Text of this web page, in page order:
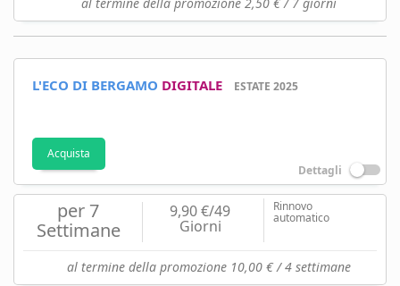
L'ECO DI BERGAMO DIGITALE ESTATE 2025
Acquista
Dettagli
per 7
Settimane
9,90 €/49
Giorni
Rinnovo
automatico
al termine della promozione 10,00 € / 4 settimane